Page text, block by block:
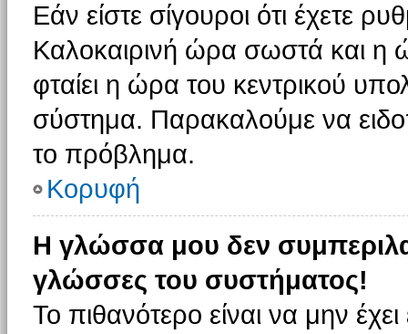
Εάν είστε σίγουροι ότι έχετε
Καλοκαιρινή ώρα σωστά και η
φταίει η ώρα του κεντρικού
σύστημα. Παρακαλούμε να
το πρόβλημα.
Κορυφή
Η γλώσσα μου δεν
γλώσσες του συστήματος!
Το πιθανότερο είναι να μην